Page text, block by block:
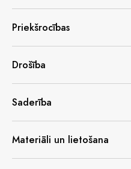
Priekšrocības
Drošība
Saderība
Materiāli un lietošana